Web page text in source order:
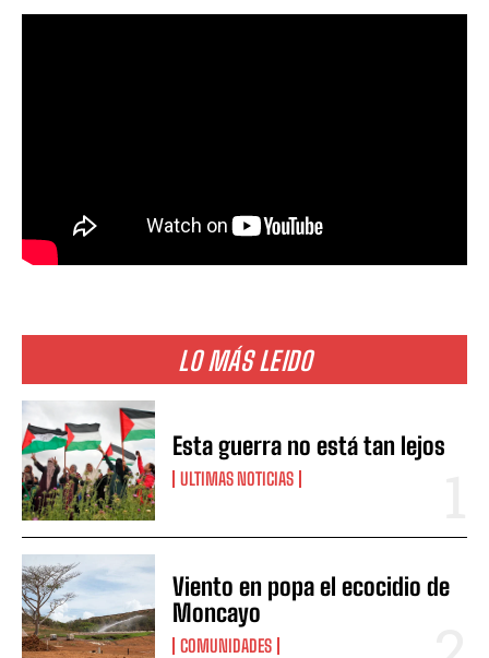
LO MÁS LEIDO
Esta guerra no está tan lejos
ULTIMAS NOTICIAS
Viento en popa el ecocidio de
Moncayo
COMUNIDADES